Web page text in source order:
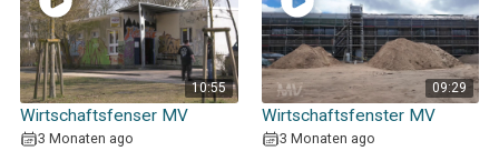
10:55
Wirtschaftsfenser MV
3 Monaten ago
09:29
Wirtschaftsfenster MV
3 Monaten ago